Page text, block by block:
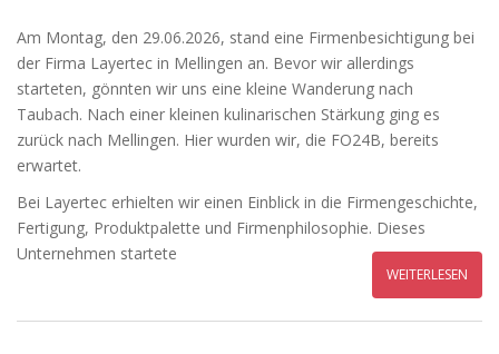
Am Montag, den 29.06.2026, stand eine Firmenbesichtigung bei
der Firma Layertec in Mellingen an. Bevor wir allerdings
starteten, gönnten wir uns eine kleine Wanderung nach
Taubach. Nach einer kleinen kulinarischen Stärkung ging es
zurück nach Mellingen. Hier wurden wir, die FO24B, bereits
erwartet.
Bei Layertec erhielten wir einen Einblick in die Firmengeschichte,
Fertigung, Produktpalette und Firmenphilosophie. Dieses
Unternehmen startete
WEITERLESEN